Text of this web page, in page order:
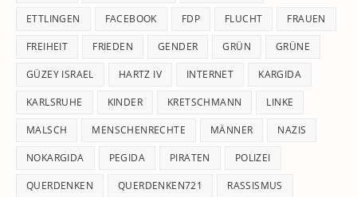
ETTLINGEN FACEBOOK FDP FLUCHT FRAUEN
FREIHEIT FRIEDEN GENDER GRÜN GRÜNE
GÜZEY ISRAEL HARTZ IV INTERNET KARGIDA
KARLSRUHE KINDER KRETSCHMANN LINKE
MALSCH MENSCHENRECHTE MÄNNER NAZIS
NOKARGIDA PEGIDA PIRATEN POLIZEI
QUERDENKEN QUERDENKEN721 RASSISMUS